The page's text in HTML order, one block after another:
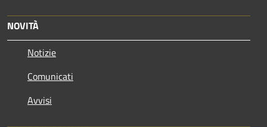
NOVITÀ
Notizie
Comunicati
Avvisi